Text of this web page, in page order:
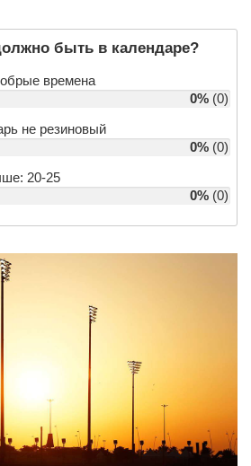
быть в календаре?
времена
0% (0)
не резиновый
0% (0)
20-25
0% (0)